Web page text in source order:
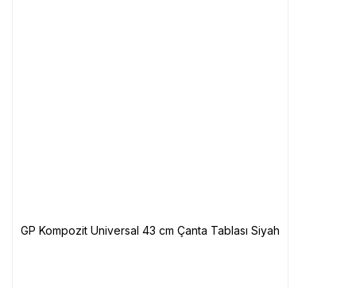
GP Kompozit Universal 43 cm Çanta Tablası Siyah